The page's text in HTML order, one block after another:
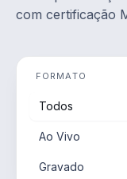
com certificação
FORMATO
Todos
Ao Vivo
Gravado